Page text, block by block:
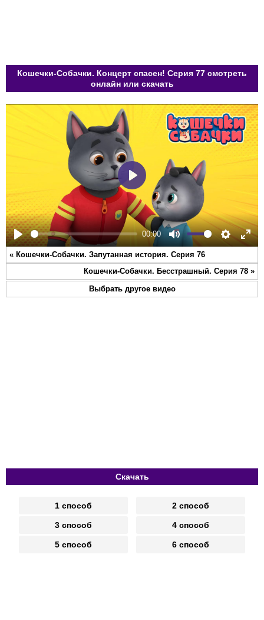
Кошечки-Собачки. Концерт спасен! Серия 77 смотреть
онлайн или скачать
Play
00:00
Mute Settings
Play
« Кошечки-Собачки. Запутанная история. Серия 76
Кошечки-Собачки. Бесстрашный. Серия 78 »
Выбрать другое видео
Скачать
1 способ 2 способ
3 способ 4 способ
5 способ 6 способ